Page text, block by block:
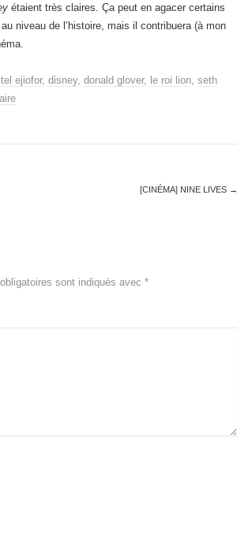
étaient très claires. Ça peut en agacer certains
niveau de l’histoire, mais il contribuera (à mon
ejiofor, disney, donald glover, le roi lion seth
[CINÉMA] NINE LIVES →
obligatoires sont indiqués avec *